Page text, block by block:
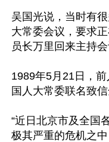
吴国光说，当时有
大常委会议，要求
员长万里回来主持会
1989年5月21日，
国人大常委联名致
“近日北京市及全国
极其严重的危机之